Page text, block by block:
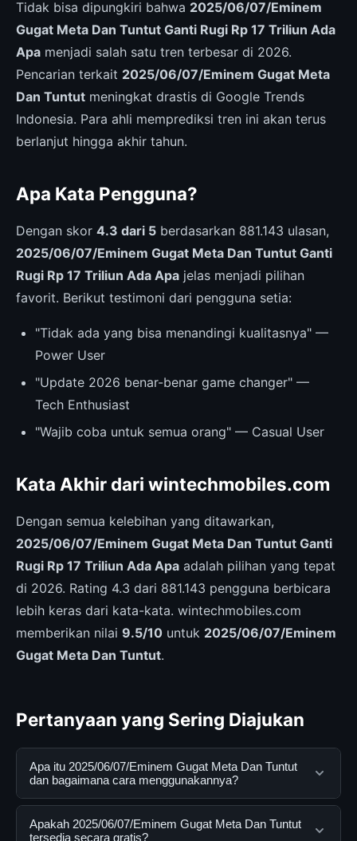
Tidak bisa dipungkiri bahwa 2025/06/07/Eminem
Gugat Meta Dan Tuntut Ganti Rugi Rp 17 Triliun Ada
Apa menjadi salah satu tren terbesar di 2026.
Pencarian terkait 2025/06/07/Eminem Gugat Meta
Dan Tuntut meningkat drastis di Google Trends
Indonesia. Para ahli memprediksi tren ini akan terus
berlanjut hingga akhir tahun.
Apa Kata Pengguna?
Dengan skor 4.3 dari 5 berdasarkan 881.143 ulasan,
2025/06/07/Eminem Gugat Meta Dan Tuntut Ganti
Rugi Rp 17 Triliun Ada Apa jelas menjadi pilihan
favorit. Berikut testimoni dari pengguna setia:
"Tidak ada yang bisa menandingi kualitasnya" —
Power User
"Update 2026 benar-benar game changer" —
Tech Enthusiast
"Wajib coba untuk semua orang" — Casual User
Kata Akhir dari wintechmobiles.com
Dengan semua kelebihan yang ditawarkan,
2025/06/07/Eminem Gugat Meta Dan Tuntut Ganti
Rugi Rp 17 Triliun Ada Apa adalah pilihan yang tepat
di 2026. Rating 4.3 dari 881.143 pengguna berbicara
lebih keras dari kata-kata. wintechmobiles.com
memberikan nilai 9.5/10 untuk 2025/06/07/Eminem
Gugat Meta Dan Tuntut.
Pertanyaan yang Sering Diajukan
Apa itu 2025/06/07/Eminem Gugat Meta Dan Tuntut
dan bagaimana cara menggunakannya?
2025/06/07/Eminem Gugat Meta Dan Tuntut adalah
layanan digital yang dirancang untuk membantu
Apakah 2025/06/07/Eminem Gugat Meta Dan Tuntut
tersedia secara gratis?